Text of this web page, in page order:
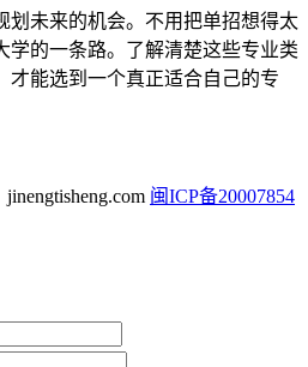
划未来的机会。不用把单招想得太
学的一条路。了解清楚这些专业类
才能选到一个真正适合自己的专
jinengtisheng.com 闽ICP备20007854